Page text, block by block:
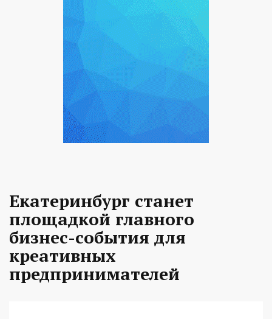
Екатеринбург станет
площадкой главного
бизнес-события для
креативных
предпринимателей